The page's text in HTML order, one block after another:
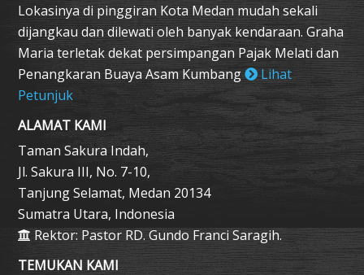
Lokasinya di pinggiran Kota Medan mudah sekali
dijangkau dan dilewati oleh banyak kendaraan. Graha
Maria terletak dekat persimpangan Pajak Melati dan
Penangkaran Buaya Asam Kumbang
Lihat
Petunjuk
ALAMAT KAMI
Taman Sakura Indah,
Jl. Sakura III, No. 7-10,
Tanjung Selamat, Medan 20134
Sumatra Utara, Indonesia
Rektor: Pastor RD. Gundo Franci Saragih.
TEMUKAN KAMI